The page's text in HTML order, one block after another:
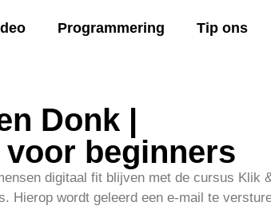
Programmering Tip ons
Donk |
beginners
digitaal fit blijven met de cursus Klik
Hierop wordt geleerd een e-mail te